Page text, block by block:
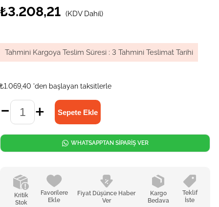
₺3.208,21 (KDV Dahil)
Tahmini Kargoya Teslim Süresi : 3 Tahmini Teslimat Tarihi
₺1.069,40 'den başlayan taksitlerle
Kritik
Stok
Favorilere
Ekle
Fiyat Düşünce Haber
Ver
Kargo
Bedava
Teklif
İste
WHATSAPPTAN SİPARİŞ VER